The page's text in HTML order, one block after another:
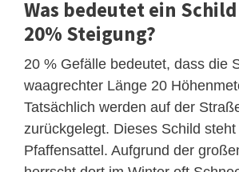
Was bedeutet ein
20% Steigung?
20 % Gefälle bedeutet, dass die
waagrechter Länge 20
Tatsächlich werden auf der
zurückgelegt. Dieses Schild
Pfaffensattel. Aufgrund der